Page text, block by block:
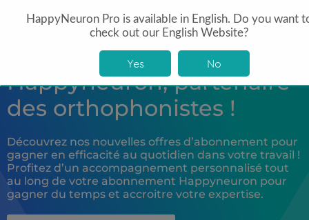
Happyneuron, partenaire
des orthophonistes !
Découvrez nos nouvelles offres d’abonnement pour
gagner en efficacité au quotidien dans votre travail !
Profitez d’un accompagnement personnalisé tout
au long de votre abonnement Happyneuron pour
gagner du temps et accroitre votre expertise.
HappyNeuron Pro is available in English. Do you want
check out our English Website?
Yes No